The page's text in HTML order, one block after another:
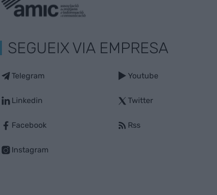
SEGUEIX VIA EMPRESA
Telegram
Linkedin
Facebook
Instagram
Youtube
Twitter
Rss